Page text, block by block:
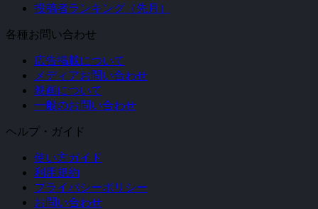
投稿者ランキング（先月）
各種お問い合わせ
広告掲載について
メディアお問い合わせ
映画について
一般のお問い合わせ
ヘルプ・ガイド
使い方ガイド
利用規約
プライバシーポリシー
お問い合わせ